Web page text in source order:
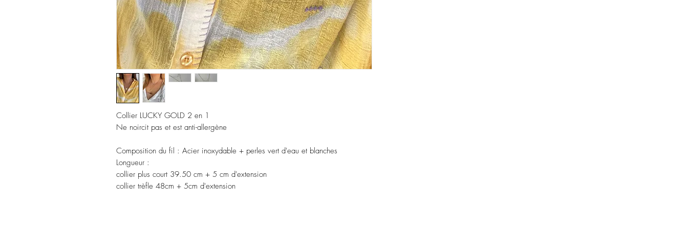
Collier LUCKY GOLD 2 en 1
Ne noircit pas et est anti-allergène
Composition du fil : Acier inoxydable + perles vert d'eau et blanches
Longueur :
collier plus court 39.50 cm + 5 cm d'extension
collier trèfle 48cm + 5cm d'extension